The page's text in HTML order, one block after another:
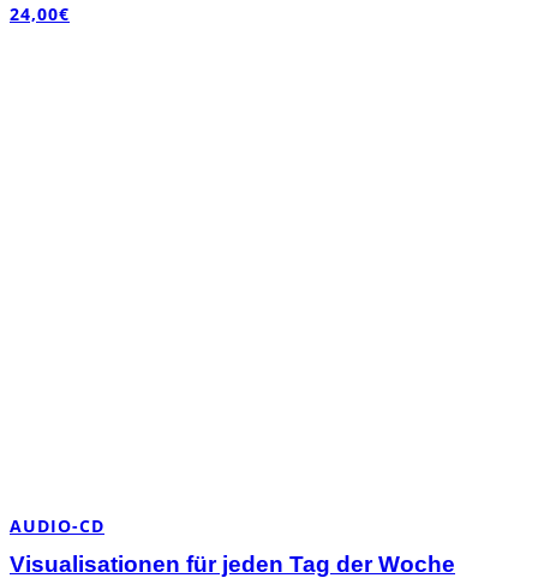
24,00€
AUDIO-CD
Visualisationen für jeden Tag der Woche